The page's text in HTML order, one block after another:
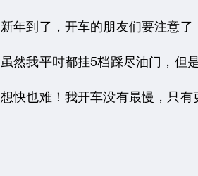
新年到了，开车的朋友们要注意
虽然我平时都挂5档踩尽油门，
想快也难！我开车没有最慢，只